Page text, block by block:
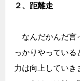
２、距離走
なんだかんだ言
っかりやっている
力は向上していき